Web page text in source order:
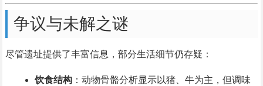
争议与未解之谜
尽管遗址提供了丰富信息，部分生活细节仍存疑：
饮食结构：动物骨骼分析显示以猪、牛为主，但调味